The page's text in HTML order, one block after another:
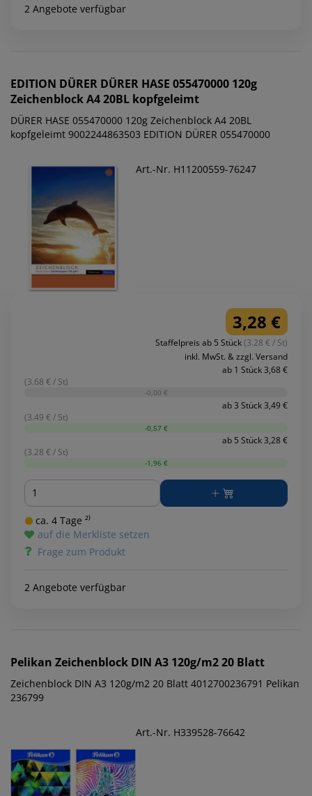
2 Angebote verfügbar
EDITION DÜRER DÜRER HASE 055470000 120g
Zeichenblock A4 20BL kopfgeleimt
DÜRER HASE 055470000 120g Zeichenblock A4 20BL
kopfgeleimt 9002244863503 EDITION DÜRER 055470000
Art.-Nr. H11200559-76247
3,28 €
Staffelpreis ab 5 Stück(3.28 € / St)
inkl. MwSt. & zzgl. Versand
ab 1 Stück 3,68 €
(3.68 € / St)
-0,00 €
ab 3 Stück 3,49 €
(3.49 € / St)
-0,57 €
ab 5 Stück 3,28 €
(3.28 € / St)
-1,96 €
Menge
ca. 4 Tage ²⁾
auf die Merkliste setzen
Frage zum Produkt
2 Angebote verfügbar
Pelikan Zeichenblock DIN A3 120g/m2 20 Blatt
Zeichenblock DIN A3 120g/m2 20 Blatt 4012700236791 Pelikan
236799
Art.-Nr. H339528-76642